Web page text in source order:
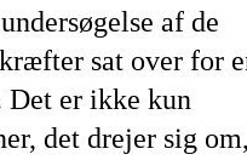
af de
sat over for
Det er ikke kun
det drejer sig